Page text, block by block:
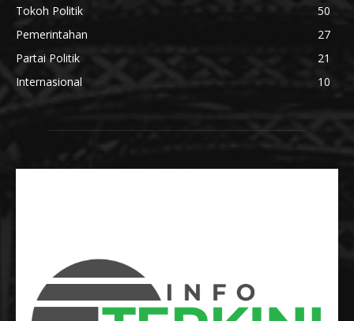
Tokoh Politik
50
Pemerintahan
27
Partai Politik
21
Internasional
10